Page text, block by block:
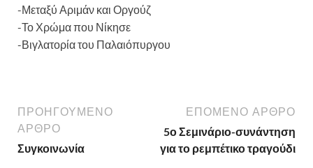
-Μεταξύ Αριμάν και Οργούζ
-Το Χρώμα που Νίκησε
-Βιγλατορία του Παλαιόπυργου
ΠΡΟΗΓΟΎΜΕΝΟ
ΆΡΘΡΟ
Συγκοινωνία
ΕΠΌΜΕΝΟ ΆΡΘΡΟ
5ο Σεμινάριο-συνάντηση
για το ρεμπέτικο τραγούδι